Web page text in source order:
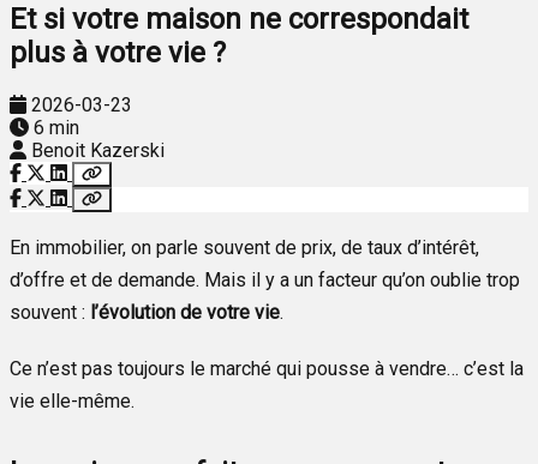
Et si votre maison ne correspondait
plus à votre vie ?
2026-03-23
6 min
Benoit Kazerski
En immobilier, on parle souvent de prix, de taux d’intérêt,
d’offre et de demande. Mais il y a un facteur qu’on oublie trop
souvent : l’évolution de votre vie.
Ce n’est pas toujours le marché qui pousse à vendre… c’est la
vie elle-même.